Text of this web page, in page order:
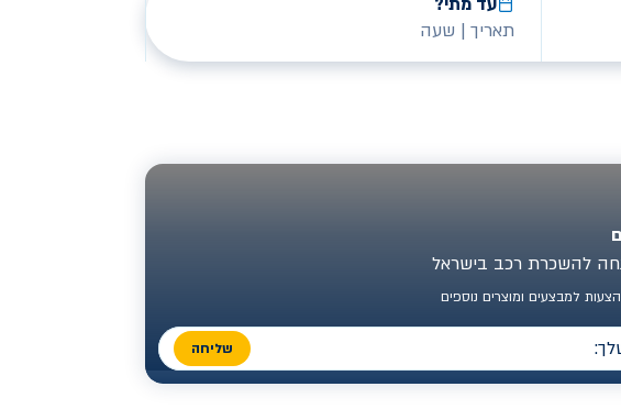
תאריך | שעה
למבצעים ומוצרים נוספים
שליחה